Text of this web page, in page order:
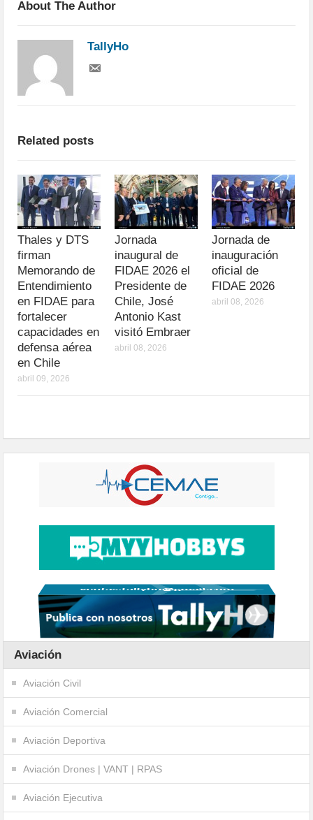
About The Author
TallyHo
Related posts
Thales y DTS
firman
Memorando de
Entendimiento
en FIDAE para
fortalecer
capacidades en
defensa aérea
en Chile
abril 09, 2026
Jornada
inaugural de
FIDAE 2026 el
Presidente de
Chile, José
Antonio Kast
visitó Embraer
abril 08, 2026
Jornada de
inauguración
oficial de
FIDAE 2026
abril 08, 2026
Aviación
Aviación Civil
Aviación Comercial
Aviación Deportiva
Aviación Drones | VANT | RPAS
Aviación Ejecutiva